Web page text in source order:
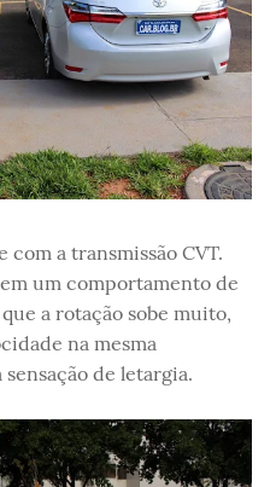
com a transmissão CVT.
um comportamento de
a rotação sobe muito,
na mesma
de letargia.